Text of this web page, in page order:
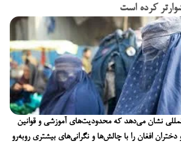
کرده است
نشان می‌دهد که محدودیت‌های آموزشی و قوانین
افغان را با چالش‌ها و نگرانی‌های بیشتری روبه‌رو